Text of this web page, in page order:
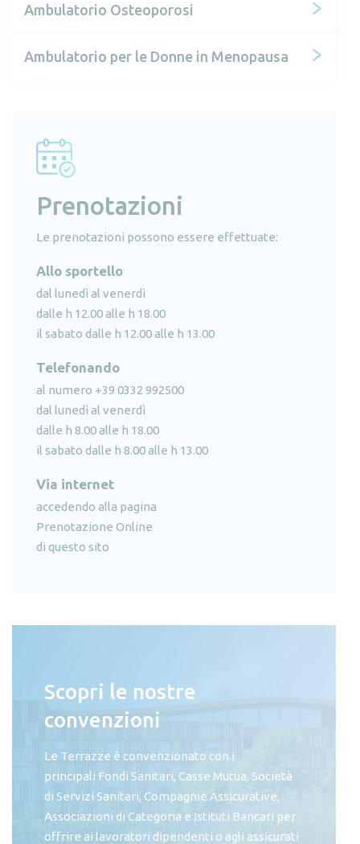
Ambulatorio Osteoporosi
Ambulatorio per le Donne in Menopausa
Prenotazioni
Le prenotazioni possono essere effettuate:
Allo sportello
dal lunedì al venerdì
dalle h 12.00 alle h 18.00
il sabato dalle h 12.00 alle h 13.00
Telefonando
al numero +39 0332 992500
dal lunedì al venerdì
dalle h 8.00 alle h 18.00
il sabato dalle h 8.00 alle h 13.00
Via internet
accedendo alla pagina
Prenotazione Online
di questo sito
Scopri le nostre
convenzioni
Le Terrazze è convenzionato con i
principali Fondi Sanitari, Casse Mutua, Società
di Servizi Sanitari, Compagnie Assicurative,
Associazioni di Categoria e Istituti Bancari per
offrire ai lavoratori dipendenti o agli assicurati